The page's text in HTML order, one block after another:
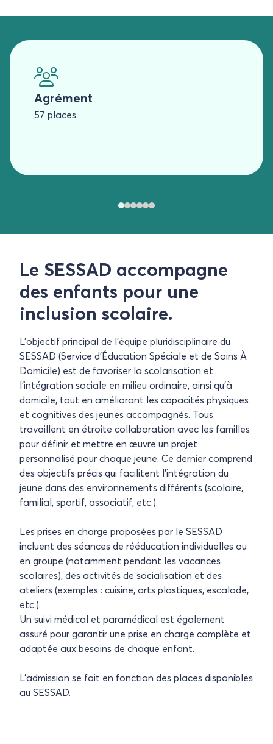
Agrément
57 places
Le SESSAD accompagne
des enfants pour une
inclusion scolaire.
L’objectif principal de l’équipe pluridisciplinaire du
SESSAD (Service d’Éducation Spéciale et de Soins À
Domicile) est de favoriser la scolarisation et
l’intégration sociale en milieu ordinaire, ainsi qu’à
domicile, tout en améliorant les capacités physiques
et cognitives des jeunes accompagnés. Tous
travaillent en étroite collaboration avec les familles
pour définir et mettre en œuvre un projet
personnalisé pour chaque jeune. Ce dernier comprend
des objectifs précis qui facilitent l’intégration du
jeune dans des environnements différents (scolaire,
familial, sportif, associatif, etc.).
Les prises en charge proposées par le SESSAD
incluent des séances de rééducation individuelles ou
en groupe (notamment pendant les vacances
scolaires), des activités de socialisation et des
ateliers (exemples : cuisine, arts plastiques, escalade,
etc.).
Un suivi médical et paramédical est également
assuré pour garantir une prise en charge complète et
adaptée aux besoins de chaque enfant​​.
L’admission se fait en fonction des places disponibles
au SESSAD.